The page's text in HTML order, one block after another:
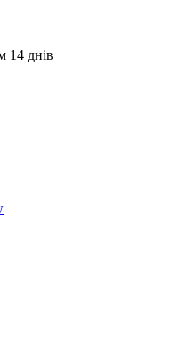
14 днів